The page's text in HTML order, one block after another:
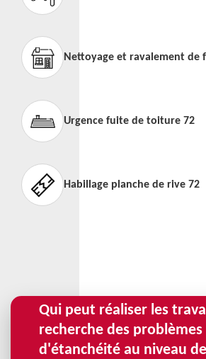
Nettoyage et ravalement de
Urgence fuite de toiture 72
Habillage planche de rive 72
Qui peut réaliser les
recherche des problèmes
d'étanchéité au niveau